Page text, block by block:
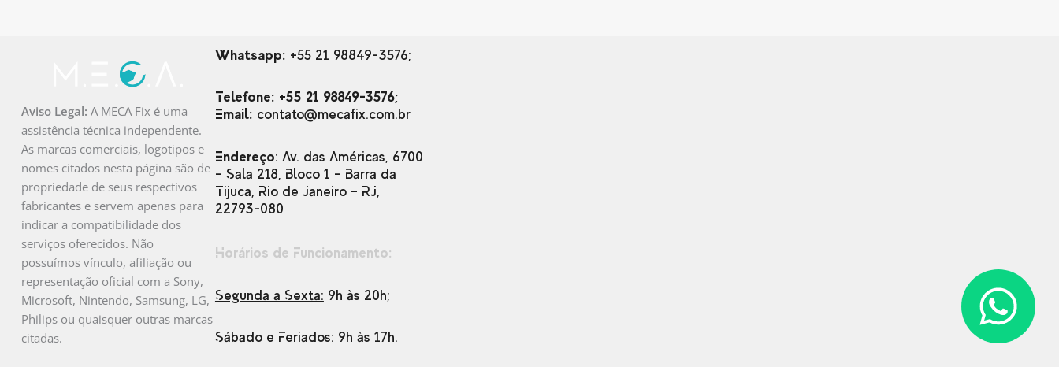
Aviso Legal: A MECA Fix é uma
assistência técnica independente.
As marcas comerciais, logotipos e
nomes citados nesta página são de
propriedade de seus respectivos
fabricantes e servem apenas para
indicar a compatibilidade dos
serviços oferecidos. Não
possuímos vínculo, afiliação ou
representação oficial com a Sony,
Microsoft, Nintendo, Samsung, LG,
Philips ou quaisquer outras marcas
citadas.
Whatsapp: +55 21 98849-3576;
Telefone: +55 21 98849-3576;
Email: contato@mecafix.com.br
Endereço: Av. das Américas, 6700
– Sala 218, Bloco 1 – Barra da
Tijuca, Rio de Janeiro – RJ,
22793-080
Horários de Funcionamento:
Segunda a Sexta: 9h às 20h;
Sábado e Feriados: 9h às 17h.